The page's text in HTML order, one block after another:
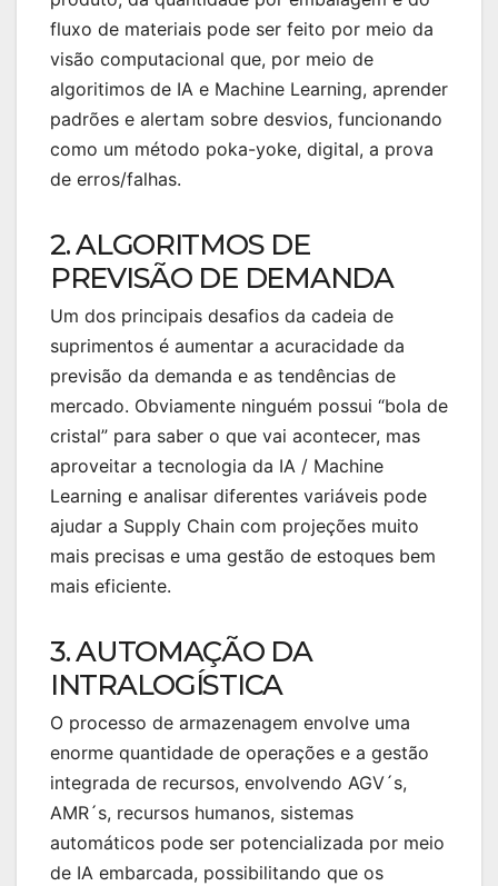
fluxo de materiais pode ser feito por meio da
visão computacional que, por meio de
algoritimos de IA e Machine Learning, aprender
padrões e alertam sobre desvios, funcionando
como um método poka-yoke, digital, a prova
de erros/falhas.
2. ALGORITMOS DE
PREVISÃO DE DEMANDA
Um dos principais desafios da cadeia de
suprimentos é aumentar a acuracidade da
previsão da demanda e as tendências de
mercado. Obviamente ninguém possui “bola de
cristal” para saber o que vai acontecer, mas
aproveitar a tecnologia da IA / Machine
Learning e analisar diferentes variáveis pode
ajudar a Supply Chain com projeções muito
mais precisas e uma gestão de estoques bem
mais eficiente.
3. AUTOMAÇÃO DA
INTRALOGÍSTICA
O processo de armazenagem envolve uma
enorme quantidade de operações e a gestão
integrada de recursos, envolvendo AGV´s,
AMR´s, recursos humanos, sistemas
automáticos pode ser potencializada por meio
de IA embarcada, possibilitando que os